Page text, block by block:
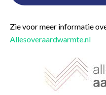
Zie voor meer informatie
Allesoveraardwarmte.nl